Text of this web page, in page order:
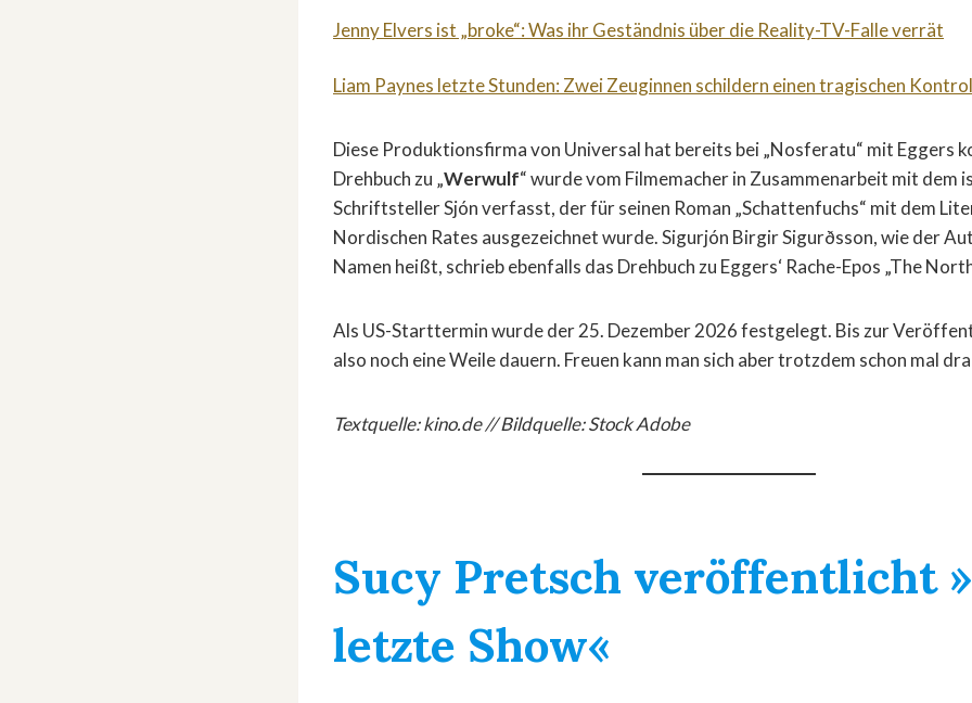
Jenny Elvers ist „broke“: Was ihr Geständnis über die Reality-TV-Falle verrät
Liam Paynes letzte Stunden: Zwei Zeuginnen schildern einen tragischen
Diese Produktionsfirma von Universal hat bereits bei „Nosferatu“ mit Eggers
Drehbuch zu „Werwulf“ wurde vom Filmemacher in Zusammenarbeit mit dem
Schriftsteller Sjón verfasst, der für seinen Roman „Schattenfuchs“ mit dem
Nordischen Rates ausgezeichnet wurde. Sigurjón Birgir Sigurðsson, wie der
Namen heißt, schrieb ebenfalls das Drehbuch zu Eggers‘ Rache-Epos „The
Als US-Starttermin wurde der 25. Dezember 2026 festgelegt. Bis zur
also noch eine Weile dauern. Freuen kann man sich aber trotzdem schon mal
Textquelle: kino.de // Bildquelle: Stock Adobe
Sucy Pretsch veröffentlicht
letzte Show«